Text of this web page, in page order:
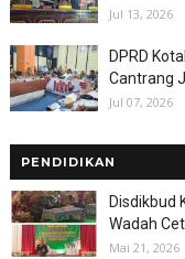
Jul 13, 2026
DPRD
Cantrang
Jul 07, 2026
PENDIDIKAN
Disdikbud
Wadah
Mai 21, 2026